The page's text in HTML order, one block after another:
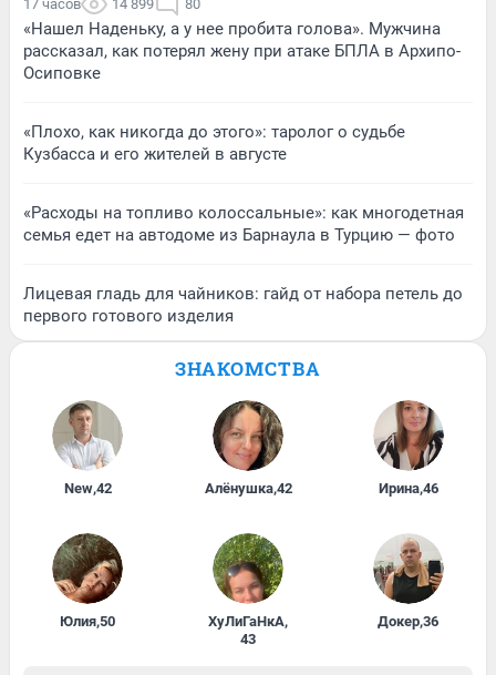
17 часов 14 899 80
«Нашел Наденьку, а у нее пробита голова». Мужчина
рассказал, как потерял жену при атаке БПЛА в Архипо-
Осиповке
«Плохо, как никогда до этого»: таролог о судьбе
Кузбасса и его жителей в августе
«Расходы на топливо колоссальные»: как многодетная
семья едет на автодоме из Барнаула в Турцию — фото
Лицевая гладь для чайников: гайд от набора петель до
первого готового изделия
ЗНАКОМСТВА
New,42 Алёнушка,42 Ирина,46
Юлия,50 ХуЛиГаНкА,
43
Докер,36